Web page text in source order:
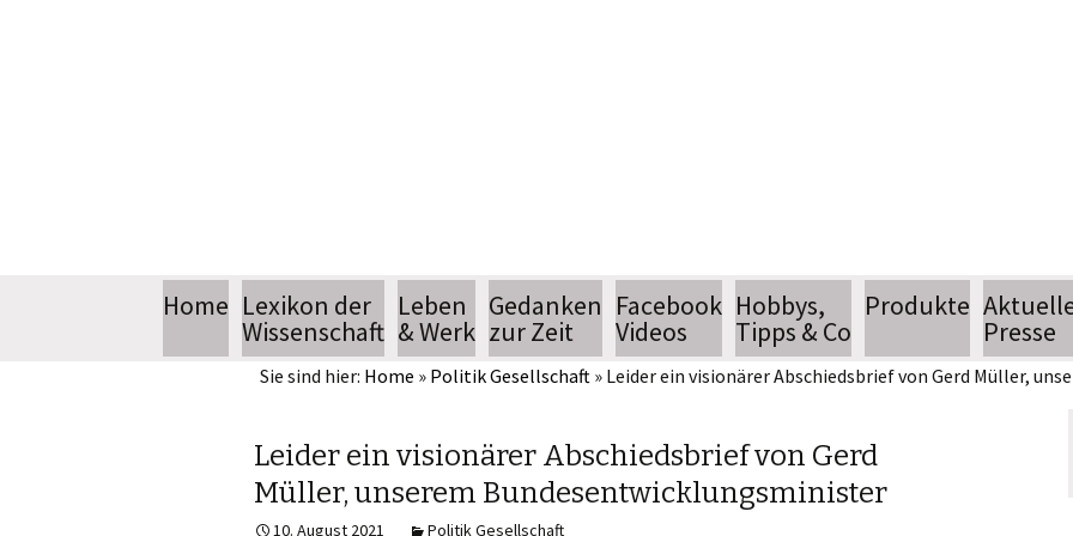
zum
Home Lexikon der
Wissenschaft
Leben
& Werk
Biografie
Bücher
Sendereihen
Gedanken
zur Zeit
Facebook
Videos
Hobbys,
Tipps & Co
hobbythek
hobbytipps
AlltagsTipps
Produkte
Presse
Termine
Sie sind hier: Home » Politik Gesellschaft » Leider ein visionärer Abschiedsbrief von Gerd Müller,
Leider ein visionärer Abschiedsbrief von Gerd
Müller, unserem Bundesentwicklungsminister
10. August 2021 Politik Gesellschaft